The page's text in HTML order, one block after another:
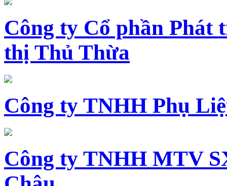
Công ty Cổ phần Phát
thị Thủ Thừa
Công ty TNHH Phụ
Công ty TNHH MTV